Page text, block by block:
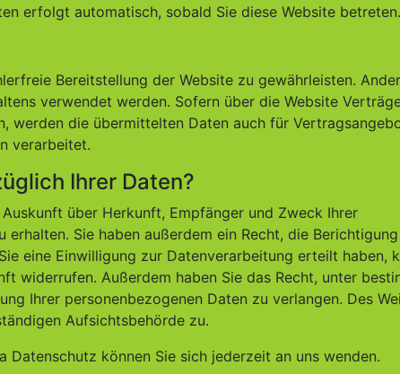
erfolgt automatisch, sobald Sie diese Website betreten.
Bereitstellung der Website zu gewährleisten.
verwendet werden. Sofern über die Website
werden die übermittelten Daten auch für
verarbeitet.
Ihrer Daten?
über Herkunft, Empfänger und Zweck Ihrer
Sie haben außerdem ein Recht, die
eine Einwilligung zur Datenverarbeitung erteilt haben,
widerrufen. Außerdem haben Sie das Recht, unter
Ihrer personenbezogenen Daten zu verlangen. Des
Aufsichtsbehörde zu.
Datenschutz können Sie sich jederzeit an uns wenden.